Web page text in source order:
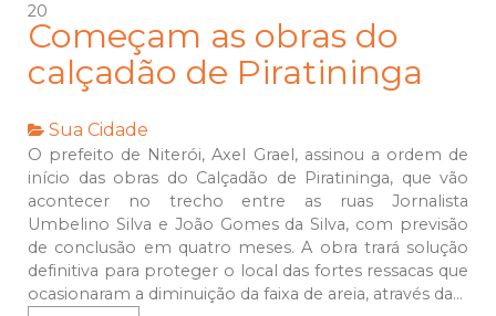
20
Começam as obras do
calçadão de Piratininga
Sua Cidade
O prefeito de Niterói, Axel Grael, assinou a ordem de
início das obras do Calçadão de Piratininga, que vão
acontecer no trecho entre as ruas Jornalista
Umbelino Silva e João Gomes da Silva, com previsão
de conclusão em quatro meses. A obra trará solução
definitiva para proteger o local das fortes ressacas que
ocasionaram a diminuição da faixa de areia, através da...